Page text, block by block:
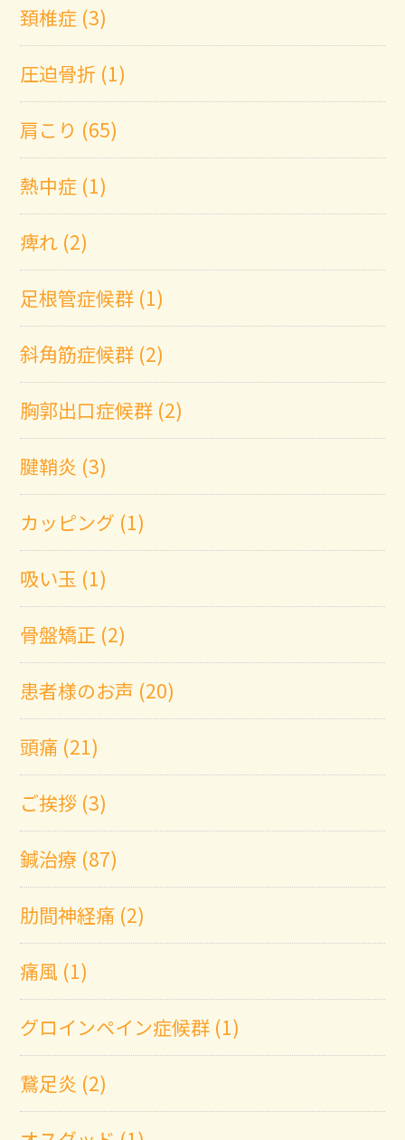
頚椎症 (3)
圧迫骨折 (1)
肩こり (65)
熱中症 (1)
痺れ (2)
足根管症候群 (1)
斜角筋症候群 (2)
胸郭出口症候群 (2)
腱鞘炎 (3)
カッピング (1)
吸い玉 (1)
骨盤矯正 (2)
患者様のお声 (20)
頭痛 (21)
ご挨拶 (3)
鍼治療 (87)
肋間神経痛 (2)
痛風 (1)
グロインペイン症候群 (1)
鵞足炎 (2)